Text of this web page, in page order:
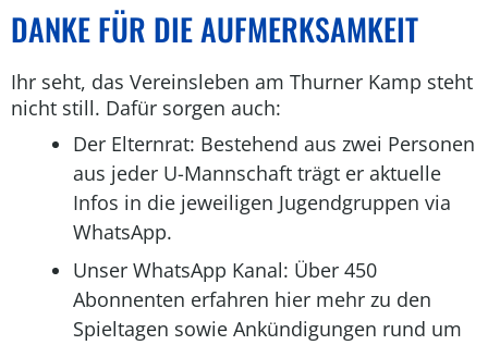
DANKE FÜR DIE AUFMERKSAMKEIT
Ihr seht, das Vereinsleben am Thurner Kamp steht
nicht still. Dafür sorgen auch:
Der Elternrat: Bestehend aus zwei Personen
aus jeder U-Mannschaft trägt er aktuelle
Infos in die jeweiligen Jugendgruppen via
WhatsApp.
Unser WhatsApp Kanal: Über 450
Abonnenten erfahren hier mehr zu den
Spieltagen sowie Ankündigungen rund um